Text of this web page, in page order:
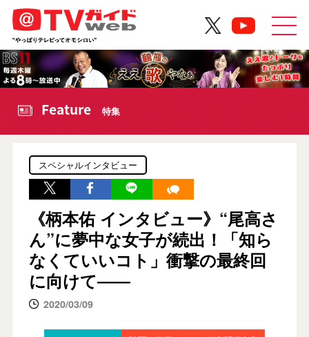
Feature 特集
スペシャルインタビュー
《柄本佑 インタビュー》“尾高さ
ん”に夢中な女子が続出！「知ら
なくていいコト」衝撃の最終回
に向けて――
2020/03/09